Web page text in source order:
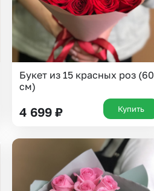
Букет из 15 красных роз (60
см)
4 699 ₽ Купить